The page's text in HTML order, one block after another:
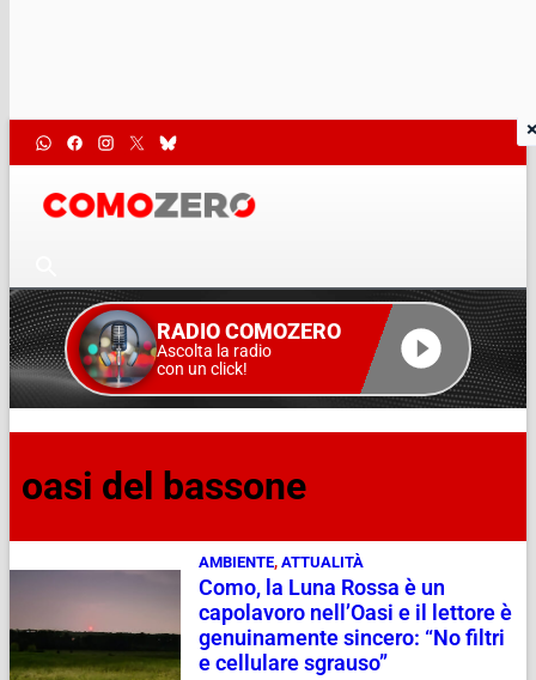
RADIO COMOZERO
Ascolta la radio
con un click!
oasi del bassone
AMBIENTE, ATTUALITÀ
Como, la Luna Rossa è un
capolavoro nell’Oasi e il lettore è
genuinamente sincero: “No filtri
e cellulare sgrauso”